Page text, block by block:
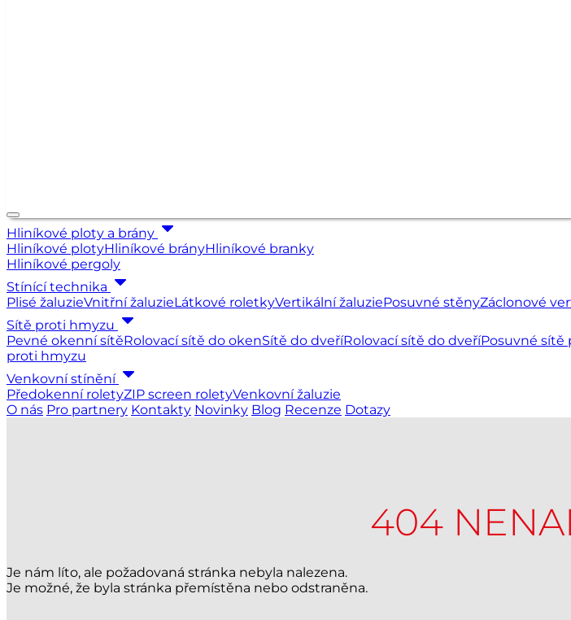
Hliníkové ploty a brány
Hliníkové plotyHliníkové brányHliníkové branky
Hliníkové pergoly
Stínící technika
Plisé žaluzieVnitřní žaluzieLátkové roletkyVertikální žaluziePosuvné stěnyZáclonové
Sítě proti hmyzu
Pevné okenní sítěRolovací sítě do okenSítě do dveříRolovací sítě do dveříPosuvné sítě
proti hmyzu
Venkovní stínění
Předokenní roletyZIP screen roletyVenkovní žaluzie
O nás Pro partnery Kontakty Novinky Blog Recenze Dotazy
404
Je nám líto, ale požadovaná stránka nebyla nalezena.
Je možné, že byla stránka přemístěna nebo odstraněna.